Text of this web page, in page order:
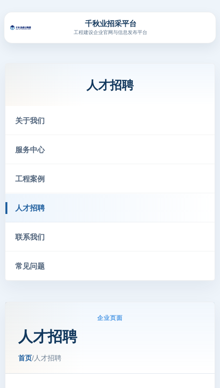
千秋业招采平台
工程建设企业官网与信息发布平台
人才招聘
关于我们
服务中心
工程案例
人才招聘
联系我们
常见问题
企业页面
人才招聘
首页/人才招聘